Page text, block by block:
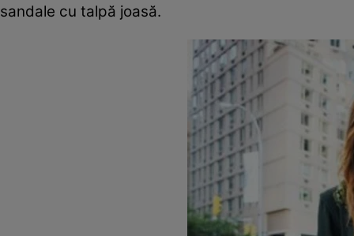
sandale cu talpă joasă.